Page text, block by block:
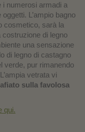
i numerosi armadi a
L’ampio bagno
cosmetico, sarà la
di legno
una sensazione
di legno di castagno
verde, pur rimanendo
vetrata vi
sulla favolosa
qui.